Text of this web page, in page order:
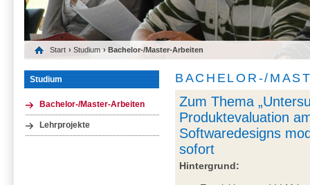
Start ›Studium › Bachelor-/Master-Arbeiten
Studium
Bachelor-/Master-Arbeiten
Lehrprojekte
BACHELOR-/
Zum Thema
Produktevaluation
Softwaredesigns
sofort
Hintergrund: